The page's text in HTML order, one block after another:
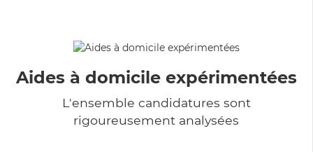
Aides à domicile expérimentées
L'ensemble candidatures sont
rigoureusement analysées